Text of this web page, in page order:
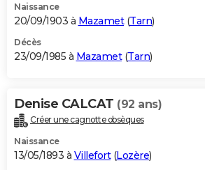
Naissance
20/09/1903 à Mazamet(Tarn)
Décès
23/09/1985 à Mazamet(Tarn)
Denise CALCAT (92 ans)
Créer une cagnotte obsèques
Naissance
13/05/1893 à Villefort(Lozère)